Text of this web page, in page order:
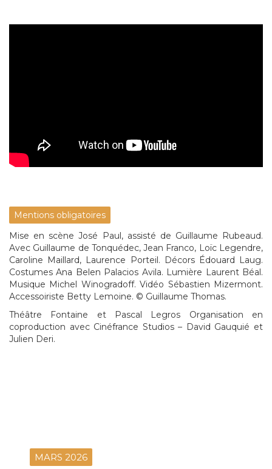
Mentions obligatoires
Mise en scène José Paul, assisté de Guillaume Rubeaud.
Avec Guillaume de Tonquédec, Jean Franco, Loïc Legendre,
Caroline Maillard, Laurence Porteil. Décors Édouard Laug.
Costumes Ana Belen Palacios Avila. Lumière Laurent Béal.
Musique Michel Winogradoff. Vidéo Sébastien Mizermont.
Accessoiriste Betty Lemoine. © Guillaume Thomas.
Théâtre Fontaine et Pascal Legros Organisation en
coproduction avec Cinéfrance Studios – David Gauquié et
Julien Deri.
MARS 2026